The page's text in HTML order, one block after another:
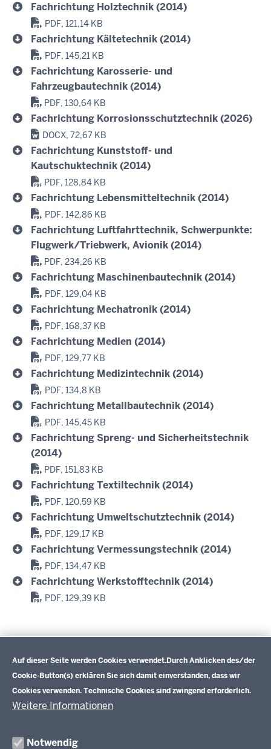
Auf dieser Seite werden Cookies verwendet.Durch Anklicken des/der
Cookie-Button(s) erklären Sie sich damit einverstanden, dass wir
Cookies verwenden. Technische Cookies sind zwingend erforderlich.
Weitere Informationen
Notwendig
Fachrichtung Holztechnik (2014)
PDF, 121,14 KB
Fachrichtung Kältetechnik (2014)
PDF, 145,21 KB
Fachrichtung Karosserie- und
Fahrzeugbautechnik (2014)
PDF, 130,64 KB
Fachrichtung Korrosionsschutztechnik (2026)
DOCX, 72,67 KB
Fachrichtung Kunststoff- und
Kautschuktechnik (2014)
PDF, 128,84 KB
Fachrichtung Lebensmitteltechnik (2014)
PDF, 142,86 KB
Fachrichtung Luftfahrttechnik, Schwerpunkte:
Flugwerk/Triebwerk, Avionik (2014)
PDF, 234,26 KB
Fachrichtung Maschinenbautechnik (2014)
PDF, 129,04 KB
Fachrichtung Mechatronik (2014)
PDF, 168,37 KB
Fachrichtung Medien (2014)
PDF, 129,77 KB
Fachrichtung Medizintechnik (2014)
PDF, 134,8 KB
Fachrichtung Metallbautechnik (2014)
PDF, 145,45 KB
Fachrichtung Spreng- und Sicherheitstechnik
(2014)
PDF, 151,83 KB
Fachrichtung Textiltechnik (2014)
PDF, 120,59 KB
Fachrichtung Umweltschutztechnik (2014)
PDF, 129,17 KB
Fachrichtung Vermessungstechnik (2014)
PDF, 134,47 KB
Fachrichtung Werkstofftechnik (2014)
PDF, 129,39 KB
Lehrplanentwicklungen vorgesehen:Biogentechnik,
Gießereitechnik,Glastechnik
Im Überblick